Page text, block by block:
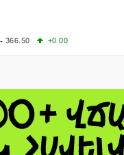
366.50
+0.00
- 13791.00
-0.12
55268.00
+2.50
+1.43
GBP - 1.1558
+0.32